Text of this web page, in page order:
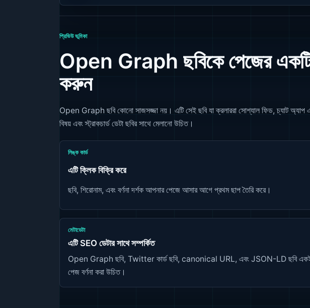
প্রিভিউ ভূমিকা
Open Graph ছবিকে পেজের একটি
করুন
Open Graph ছবি কোনো সাজসজ্জা নয়। এটি সেই ছবি যা ক্রলাররা সোশ্যাল ফিড, চ্যাট অ্যাপ
বিষয় এবং স্ট্রাকচার্ড ডেটা ছবির সাথে মেলানো উচিত।
লিঙ্ক কার্ড
এটি ক্লিক বিক্রি করে
ছবি, শিরোনাম, এবং বর্ণনা দর্শক আপনার পেজে আসার আগে প্রথম ছাপ তৈরি করে।
মেটাডেটা
এটি SEO ডেটার সাথে সম্পর্কিত
Open Graph ছবি, Twitter কার্ড ছবি, canonical URL, এবং JSON-LD ছবি
পেজ বর্ণনা করা উচিত।